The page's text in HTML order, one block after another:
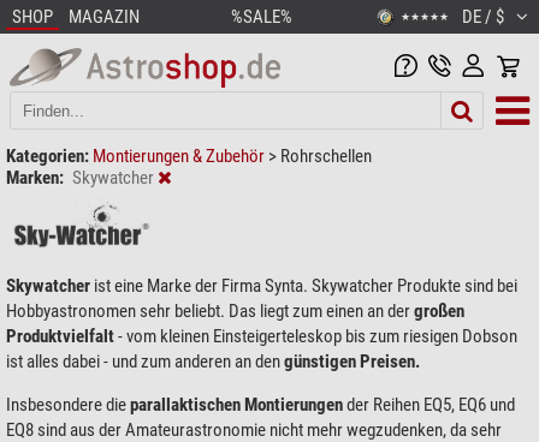
SHOP MAGAZIN %SALE% ★★★★★ DE / $
Kategorien: Montierungen & Zubehör > Rohrschellen
Marken: Skywatcher
Skywatcher ist eine Marke der Firma Synta. Skywatcher Produkte sind bei
Hobbyastronomen sehr beliebt. Das liegt zum einen an dergroßen
Produktvielfalt- vom kleinen Einsteigerteleskop bis zum riesigen Dobson
ist alles dabei - und zum anderen an dengünstigen Preisen.
Insbesondere dieparallaktischen Montierungender Reihen EQ5, EQ6 und
EQ8 sind aus der Amateurastronomie nicht mehr wegzudenken, da sehr